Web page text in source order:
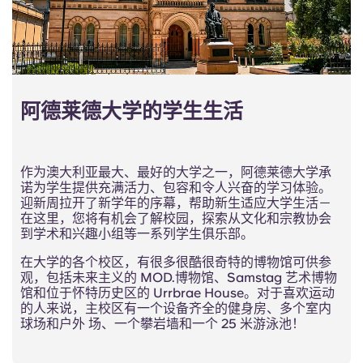
阿德莱德大学的学生生活
作为澳大利亚最大、最好的大学之一，阿德莱德大学承
诺为学生提供充满活力、包容和令人兴奋的学习体验。
迎新周拉开了新学年的序幕，帮助新生适应大学生活－
在这里，您将有机会了解校园，探索从文化和宗教协会
到学术和兴趣小组等一系列学生俱乐部。
在大学的各个校区，有很多很酷很奇特的博物馆可供参
观，包括未来主义的 MOD.博物馆、Samstag 艺术博物
馆和位于怀特历史区的 Urrbrae House。对于喜欢运动
的人来说，主校区有一个设备齐全的健身房、多个室内
球场和户外 场、一个攀岩墙和一个 25 米游泳池！